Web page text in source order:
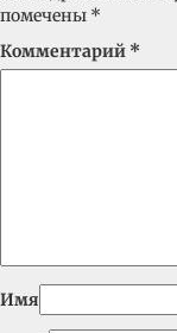
помечены *
Комментарий *
Имя